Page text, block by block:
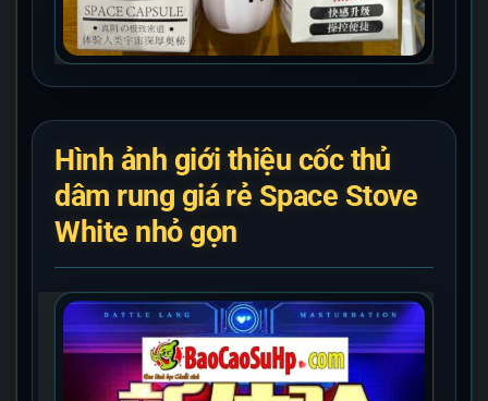
Hình ảnh giới thiệu cốc thủ
dâm rung giá rẻ Space Stove
White nhỏ gọn